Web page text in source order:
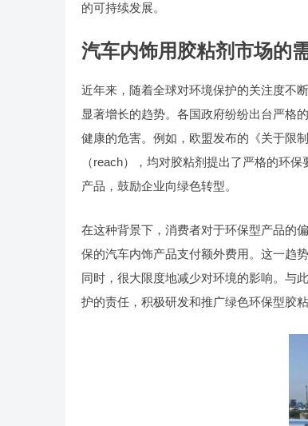
的可持续发展。
汽车内饰用胶粘剂市场的
近年来，随着全球对环境保护的关注度不
显著增长的趋势。各国政府纷纷出台严格
健康的危害。例如，欧盟发布的《关于限
（reach），均对胶粘剂提出了严格的环
产品，鼓励企业向绿色转型。
在这种背景下，消费者对于环保型产品的
保的汽车内饰产品支付额外费用。这一趋
同时，很大限度地减少对环境的影响。与
护的责任，积极研发和推广绿色环保型胶粘